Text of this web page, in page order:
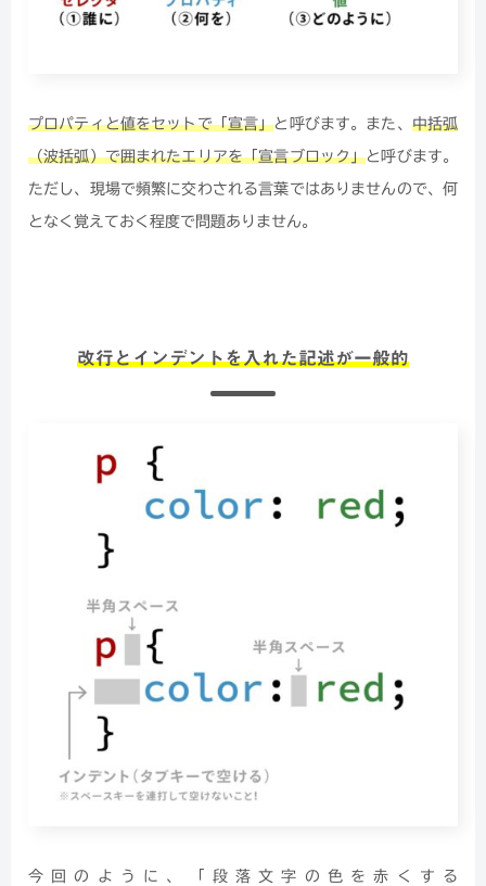
プロパティと値をセットで「宣言」と呼びます。また、 中括弧
（波括弧）で囲まれたエリアを「宣言ブロック」と呼びます。
ただし、現場で頻繁に交わされる言葉ではありませんので、何
となく覚えておく程度で問題ありません。
改行とインデントを入れた記述が一般的
今回のように、「段落文字の色を赤くする